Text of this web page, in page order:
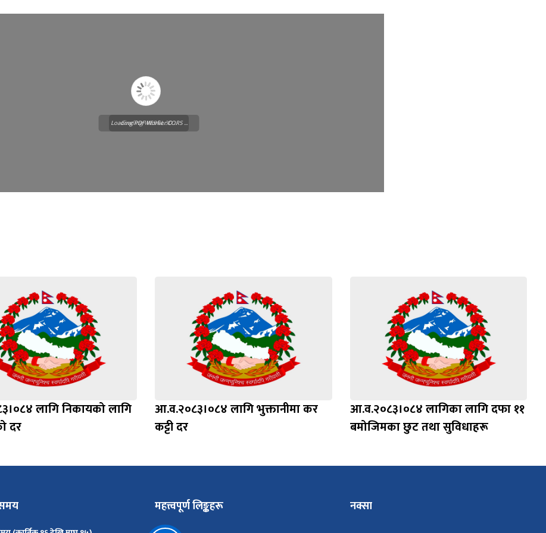
Loading WEBGL 3D ...
Loading PDF Worker CORS ...
लागि निकायको लागि
दर
आ.व.२०८३।०८४ लागि भुक्तानीमा कर
कट्टी दर
आ.व.२०८३।०८४ लागिका लागि दफा ११
बमोजिमका छुट तथा सुविधाहरू
महत्त्वपूर्ण लिङ्कहरू नक्सा